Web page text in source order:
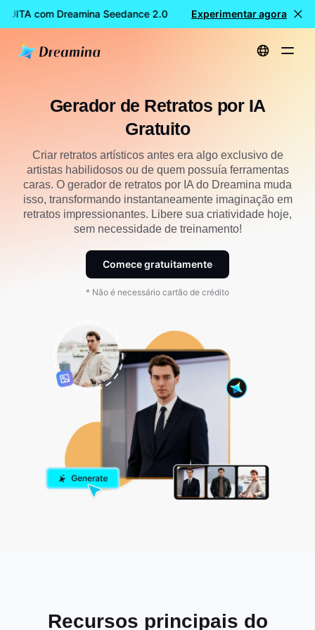
com Dreamina Seedance 2.0 Criação de vídeos
Experimentar agora
Início Criar Gerador de Retrato com IA Grátis
Gerador de Retratos por IA
Gratuito
Criar retratos artísticos antes era algo exclusivo de
artistas habilidosos ou de quem possuía ferramentas
caras. O gerador de retratos por IA do Dreamina muda
isso, transformando instantaneamente imaginação em
retratos impressionantes. Libere sua criatividade hoje,
sem necessidade de treinamento!
Comece gratuitamente
* Não é necessário cartão de crédito
Recursos principais do